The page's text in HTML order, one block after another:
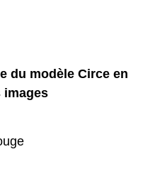
du modèle Circe en
images